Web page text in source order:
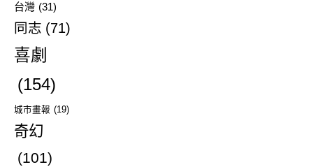
台灣 (31)
同志 (71)
喜劇
(154)
城市畫報 (19)
奇幻
(101)